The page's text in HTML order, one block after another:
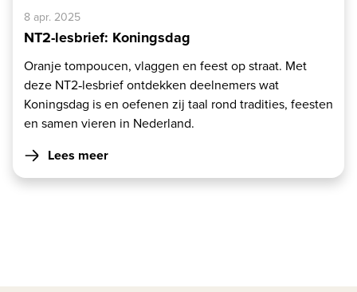
8 apr. 2025
NT2-lesbrief: Koningsdag
Oranje tompoucen, vlaggen en feest op straat. Met
deze NT2‑lesbrief ontdekken deelnemers wat
Koningsdag is en oefenen zij taal rond tradities, feesten
en samen vieren in Nederland.
Lees meer